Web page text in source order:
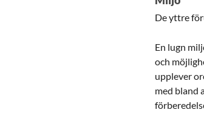
De yttre
En lugn
och
upplever
med bland